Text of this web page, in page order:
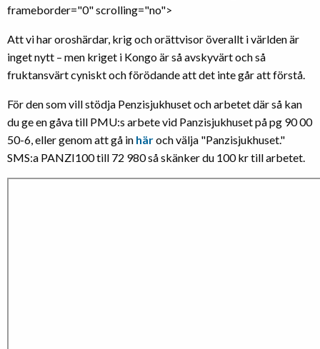
frameborder="0" scrolling="no">
Att vi har oroshärdar, krig och orättvisor överallt i världen är
inget nytt – men kriget i Kongo är så avskyvärt och så
fruktansvärt cyniskt och förödande att det inte går att förstå.
För den som vill stödja Penzisjukhuset och arbetet där så kan
du ge en gåva till PMU:s arbete vid Panzisjukhuset på pg 90 00
50-6, eller genom att gå in häroch välja "Panzisjukhuset."
SMS:a PANZI100 till 72 980 så skänker du 100 kr till arbetet.